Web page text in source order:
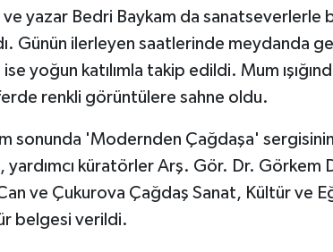
ve yazar Bedri Baykam da sanatseverlerle
Günün ilerleyen saatlerinde meydanda
ise yoğun katılımla takip edildi. Mum
renkli görüntülere sahne oldu.
sonunda 'Modernden Çağdaşa'
yardımcı küratörler Arş. Gör. Dr.
ve Çukurova Çağdaş Sanat, Kültür ve
belgesi verildi.